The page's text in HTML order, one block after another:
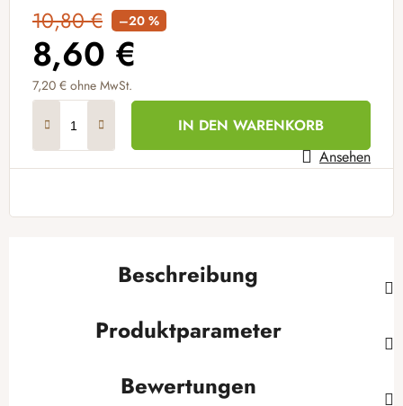
10,80 € –20 %
8,60 €
7,20 € ohne MwSt.
IN DEN WARENKORB
Ansehen
Beschreibung
Produktparameter
Bewertungen